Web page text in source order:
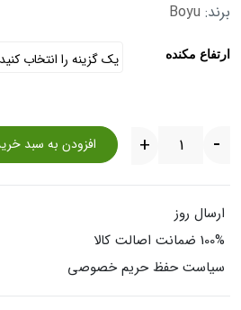
برند: Boyu
ارتفاع مکنده
افزودن به سبد
ارسال روز
100% ضمانت اصالت کالا
سیاست حفظ حریم خصوصی